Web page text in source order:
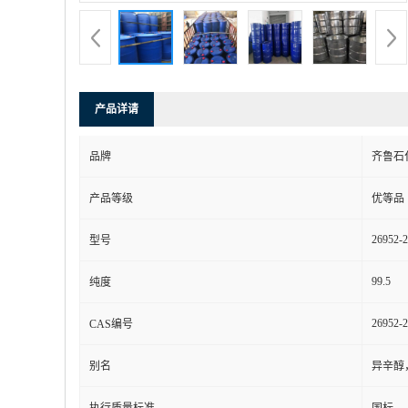
产品详请
品牌 齐鲁石
产品等级 优等品
型号 26952-
纯度 99.5
CAS编号 26952-
别名 异辛醇